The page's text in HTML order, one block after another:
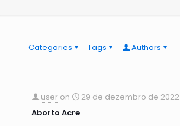
Categories Tags Authors
user on
29 de dezembro de 2022
Aborto Acre